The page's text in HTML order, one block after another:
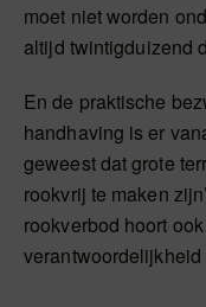
moet niet worden
altijd twintigduizend
En de praktische
handhaving is er
geweest dat grote
rookvrij te maken
rookverbod hoort
verantwoordelijkheid